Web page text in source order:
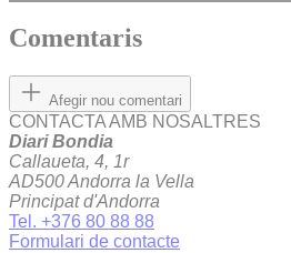
Comentaris
Afegir nou comentari
CONTACTA AMB NOSALTRES
Diari Bondia
Callaueta, 4, 1r
AD500 Andorra la Vella
Principat d'Andorra
Tel. +376 80 88 88
Formulari de contacte